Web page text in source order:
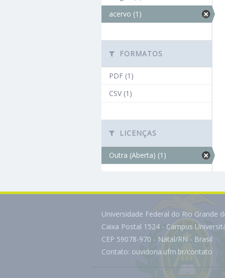
acervo (1)
FORMATOS
PDF (1)
CSV (1)
LICENÇAS
Outra (Aberta) (1)
Universidade Federal do Rio Grande
Caixa Postal 1524 - Campus
CEP 59078-970 - Natal/RN - Brasil
Contato: ouvidoria.ufrn.br/contato